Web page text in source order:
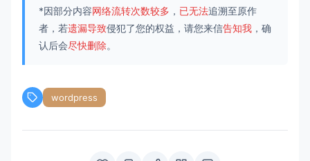
*因部分内容网络流转次数较多 ， 已无法追溯至原作
者，若遗漏导致侵犯了您的权益，请您来信告知我 ，确
认后会尽快删除。
wordpress